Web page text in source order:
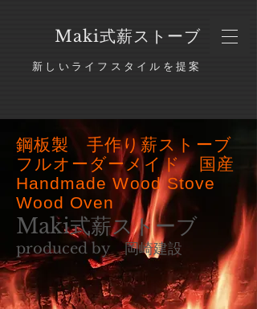
​Maki式薪ストーブ
新しいライフスタイルを提案
鋼板製 手作り薪ストーブ
フルオーダーメイド 国産
Handmade Wood Stove
Wood Oven
Maki式薪ストーブ
produced by 岡崎建設